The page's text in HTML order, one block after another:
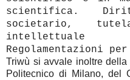
scientifica.
societario,
intellettuale
Regolamentazioni
Triwù si avvale inoltre della
Politecnico di Milano, del